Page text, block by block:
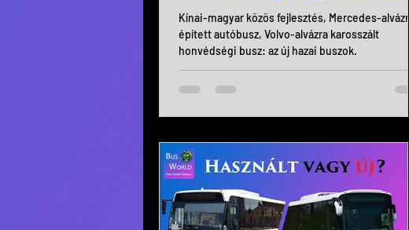
Kínai-magyar közös fejlesztés, Mercedes-alvázra
épített autóbusz, Volvo-alvázra karosszált
honvédségi busz: az új hazai buszok.